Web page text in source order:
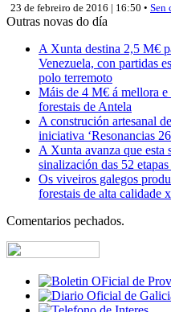
23 de febreiro de 2016 | 16:50 • Sen
Outras novas do día
A Xunta destina 2,5 M€
Venezuela, con partidas
polo terremoto
Máis de 4 M€ á mellora
forestais de Antela
A construción artesanal
iniciativa ‘Resonancias
A Xunta avanza que esta
sinalización das 52
Os viveiros galegos
forestais de alta calidade
Comentarios pechados.